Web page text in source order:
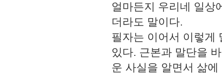
얼마든지 우리네 일상
더라도 말이다.
필자는 이어서 이렇게
있다. 근본과 말단을
운 사실을 알면서 삶